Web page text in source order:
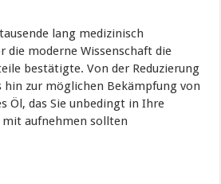
lang medizinisch
die moderne Wissenschaft die
bestätigte. Von der Reduzierung
hin zur möglichen Bekämpfung von
Öl, das Sie unbedingt in Ihre
aufnehmen sollten